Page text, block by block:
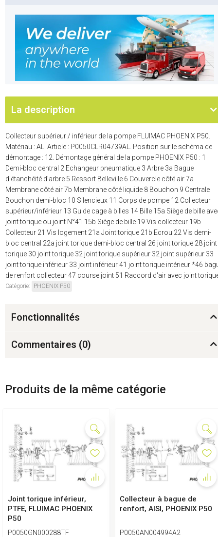
La description
Collecteur supérieur / inférieur de la pompe FLUIMAC PHOENIX P50.
Matériau : AL. Article : P0050CLR04739AL. Position sur le schéma de
démontage : 12. Démontage général de la pompe PHOENIX P50 : 1
Demi-bloc central 2 Echangeur pneumatique 3 Arbre 3a Bague
d'étanchéité d'arbre 5 Ressort Belleville 6 Couvercle côté air 7a
Membrane côté air 7b Membrane côté liquide 8 Bouchon 9 Centrale
Bouchon demi-bloc 10 Silencieux 11 Corps de pompe 12 Collecteur
supérieur/inférieur 13 Guide cage à billes 14 Bille 15a Siège de bille
joint torique ou joint N°41 15b Siège de bille 19 Vis collecteur 19b
Collecteur 21 Vis logement 21a Joint torique 21b Ecrou 22 Vis demi-
bloc central 22a joint torique demi-bloc central 26 joint torique 28 joint
torique 30 joint torique 32 joint torique supérieur 32 joint supérieur 33
joint torique inférieur 33 joint inférieur 41 joint torique intérieur *46
de renfort collecteur 47 course joint 51 Raccord d'air avec joint
Catégorie: PHOENIX P50
Fonctionnalités
Commentaires (0)
Produits de la même catégorie
Joint torique inférieur,
PTFE, FLUIMAC PHOENIX
P50
P0050GN000288TF
Collecteur à bague de
renfort, AISI, PHOENIX P50
P0050AN004994A2